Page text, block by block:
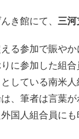
き館にて、 三河
る参加で賑や
に参加した組
している南米
、筆者は言葉
国人組合員に